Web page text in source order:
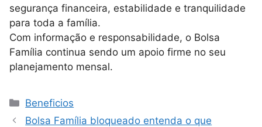
segurança financeira, estabilidade e tranquilidade
para toda a família.
Com informação e responsabilidade, o Bolsa
Família continua sendo um apoio firme no seu
planejamento mensal.
Categorias
Beneficios
Bolsa Família bloqueado entenda o que